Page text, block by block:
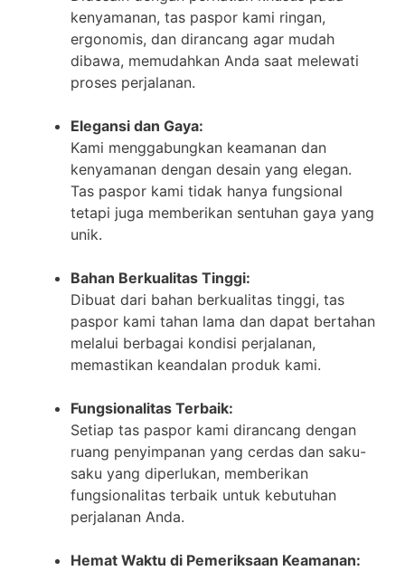
kenyamanan, tas paspor kami ringan,
ergonomis, dan dirancang agar mudah
dibawa, memudahkan Anda saat melewati
proses perjalanan.
Elegansi dan Gaya:
Kami menggabungkan keamanan dan
kenyamanan dengan desain yang elegan.
Tas paspor kami tidak hanya fungsional
tetapi juga memberikan sentuhan gaya yang
unik.
Bahan Berkualitas Tinggi:
Dibuat dari bahan berkualitas tinggi, tas
paspor kami tahan lama dan dapat bertahan
melalui berbagai kondisi perjalanan,
memastikan keandalan produk kami.
Fungsionalitas Terbaik:
Setiap tas paspor kami dirancang dengan
ruang penyimpanan yang cerdas dan saku-
saku yang diperlukan, memberikan
fungsionalitas terbaik untuk kebutuhan
perjalanan Anda.
Hemat Waktu di Pemeriksaan Keamanan: